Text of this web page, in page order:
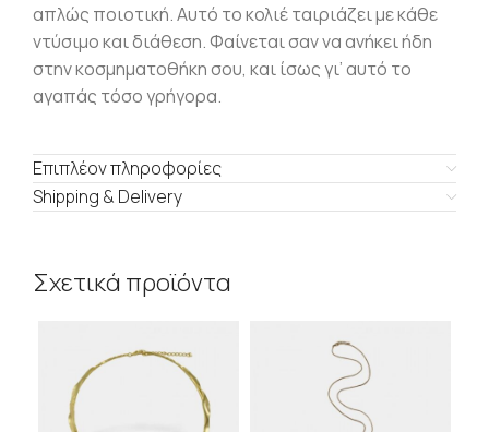
απλώς ποιοτική. Αυτό το κολιέ ταιριάζει με κάθε
ντύσιμο και διάθεση. Φαίνεται σαν να ανήκει ήδη
στην κοσμηματοθήκη σου, και ίσως γι’ αυτό το
αγαπάς τόσο γρήγορα.
Επιπλέον πληροφορίες
Shipping & Delivery
Σχετικά προϊόντα